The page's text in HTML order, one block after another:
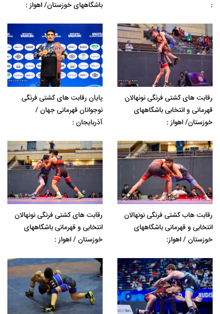
:
باشگاههای خوزستان/ اهواز :
رقابت های کشتی فرنگی نونهالان
قهرمانی و انتخابی باشگاههای
خوزستان/ اهواز :
پایان رقابت های کشتی فرنگی
نوجوانان قهرمانی جهان /
آذربایجان :
رقابت هاب کشتی فرنگی نونهالان
انتخابی و قهرمانی باشگاههای
خوزستان / اهواز:
رقابت های کشتی فرنگی نونهالان
انتخابی و قهرمانی باشگاههای
خوزستان / اهواز :